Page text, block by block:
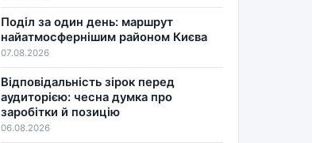
Поділ за один день: маршрут
найатмосфернішим районом Києва
07.08.2026
Відповідальність зірок перед
аудиторією: чесна думка про
заробітки й позицію
06.08.2026